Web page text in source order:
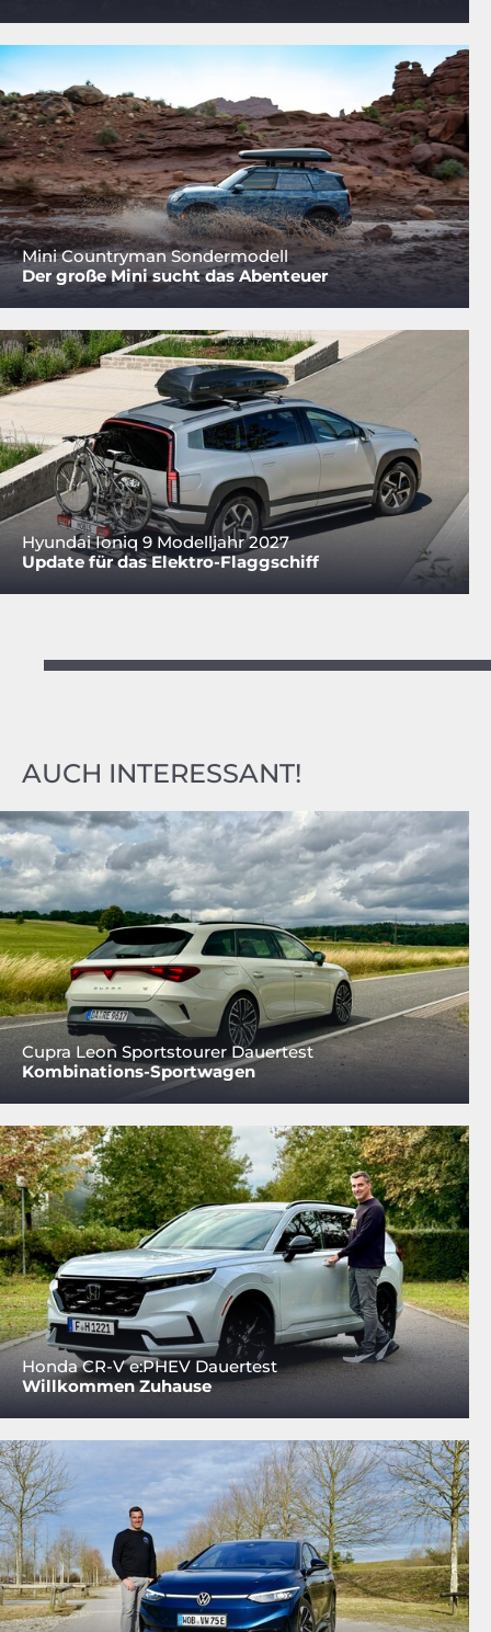
Mini Countryman Sondermodell
Der große Mini sucht das Abenteuer
Hyundai Ioniq 9 Modelljahr 2027
Update für das Elektro-Flaggschiff
AUCH INTERESSANT!
Cupra Leon Sportstourer Dauertest
Kombinations-Sportwagen
Honda CR-V e:PHEV Dauertest
Willkommen Zuhause